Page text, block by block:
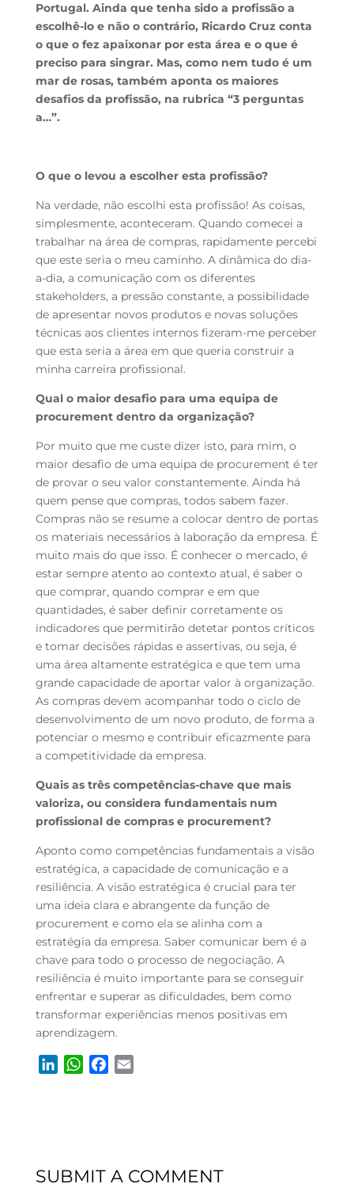
Portugal. Ainda que tenha sido a profissão a
escolhê-lo e não o contrário, Ricardo Cruz conta
o que o fez apaixonar por esta área e o que é
preciso para singrar. Mas, como nem tudo é um
mar de rosas, também aponta os maiores
desafios da profissão, na rubrica “3 perguntas
a…”.
O que o levou a escolher esta profissão?
Na verdade, não escolhi esta profissão! As coisas,
simplesmente, aconteceram. Quando comecei a
trabalhar na área de compras, rapidamente percebi
que este seria o meu caminho. A dinâmica do dia-
a-dia, a comunicação com os diferentes
stakeholders, a pressão constante, a possibilidade
de apresentar novos produtos e novas soluções
técnicas aos clientes internos fizeram-me perceber
que esta seria a área em que queria construir a
minha carreira profissional.
Qual o maior desafio para uma equipa de
procurement dentro da organização?
Por muito que me custe dizer isto, para mim, o
maior desafio de uma equipa de procurement é ter
de provar o seu valor constantemente. Ainda há
quem pense que compras, todos sabem fazer.
Compras não se resume a colocar dentro de portas
os materiais necessários à laboração da empresa. É
muito mais do que isso. É conhecer o mercado, é
estar sempre atento ao contexto atual, é saber o
que comprar, quando comprar e em que
quantidades, é saber definir corretamente os
indicadores que permitirão detetar pontos críticos
e tomar decisões rápidas e assertivas, ou seja, é
uma área altamente estratégica e que tem uma
grande capacidade de aportar valor à organização.
As compras devem acompanhar todo o ciclo de
desenvolvimento de um novo produto, de forma a
potenciar o mesmo e contribuir eficazmente para
a competitividade da empresa.
Quais as três competências-chave que mais
valoriza, ou considera fundamentais num
profissional de compras e procurement?
Aponto como competências fundamentais a visão
estratégica, a capacidade de comunicação e a
resiliência. A visão estratégica é crucial para ter
uma ideia clara e abrangente da função de
procurement e como ela se alinha com a
estratégia da empresa. Saber comunicar bem é a
chave para todo o processo de negociação. A
resiliência é muito importante para se conseguir
enfrentar e superar as dificuldades, bem como
transformar experiências menos positivas em
aprendizagem.
I
W
p
o
SUBMIT A COMMENT